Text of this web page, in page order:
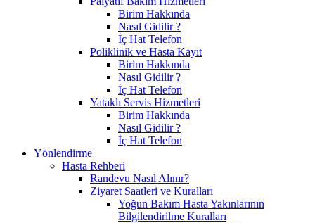
Birim Hakkında
Nasıl Gidilir ?
İç Hat Telefon
Poliklinik ve Hasta Kayıt
Birim Hakkında
Nasıl Gidilir ?
İç Hat Telefon
Yataklı Servis Hizmetleri
Birim Hakkında
Nasıl Gidilir ?
İç Hat Telefon
Yönlendirme
Hasta Rehberi
Randevu Nasıl Alınır?
Ziyaret Saatleri ve Kuralları
Yoğun Bakım Hasta Yakınlarının
Bilgilendirilme Kuralları